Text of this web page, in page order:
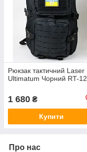
Рюкзак тактичний Laser
Ultimatum Чорний RT-12
1 680 ₴
Купити
Про нас